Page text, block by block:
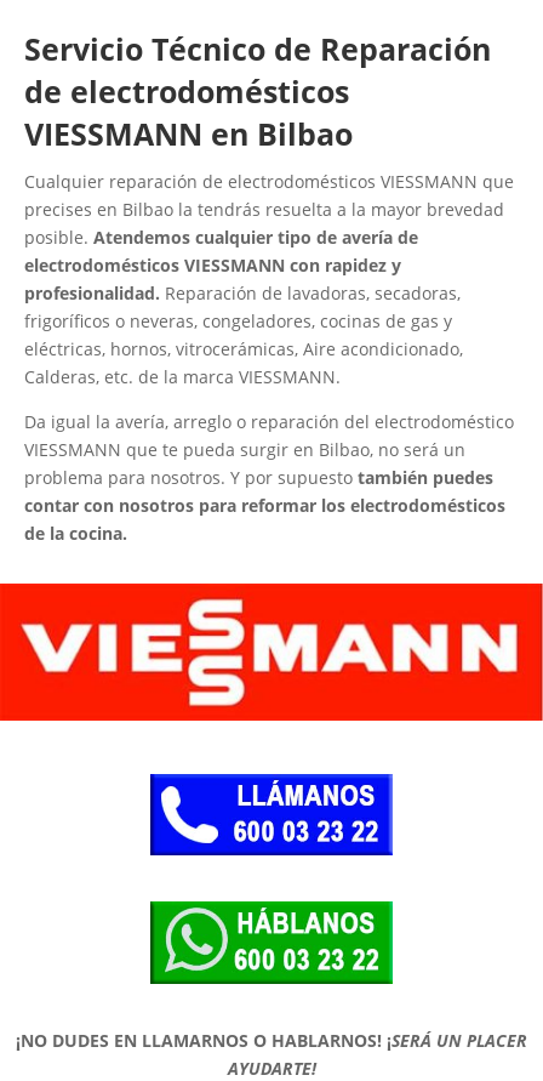
Servicio Técnico de Reparación
de electrodomésticos
VIESSMANN en Bilbao
Cualquier reparación de electrodomésticos VIESSMANN que
precises en Bilbao la tendrás resuelta a la mayor brevedad
posible. Atendemos cualquier tipo de avería de
electrodomésticos VIESSMANN con rapidez y
profesionalidad. Reparación de lavadoras, secadoras,
frigoríficos o neveras, congeladores, cocinas de gas y
eléctricas, hornos, vitrocerámicas, Aire acondicionado,
Calderas, etc. de la marca VIESSMANN.
Da igual la avería, arreglo o reparación del electrodoméstico
VIESSMANN que te pueda surgir en Bilbao, no será un
problema para nosotros. Y por supuesto también puedes
contar con nosotros para reformar los electrodomésticos
de la cocina.
¡NO DUDES EN LLAMARNOS O HABLARNOS! ¡SERÁ UN PLACER
AYUDARTE!